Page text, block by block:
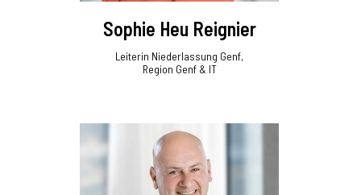
Sophie Heu Reignier
Leiterin Niederlassung Genf,
Region Genf & IT